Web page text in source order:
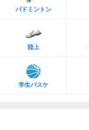
バドミントン
陸上
学生バスケ